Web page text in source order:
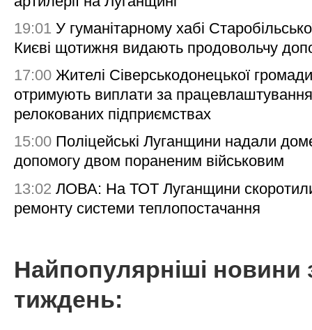
19:01 У гуманітарному хабі
Києві щотижня видають продовольчу
17:00 Жителі Сіверськодонецької
отримують виплати за
релокованих підприємствах
15:00 Поліцейські Луганщини надали
допомогу двом пораненим військовим
13:02 ЛОВА: На ТОТ Луганщини
ремонту системи теплопостачання
Найпопулярніші новини
тиждень: